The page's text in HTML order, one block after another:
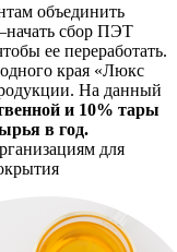
объединить
сбор ПЭТ
ее переработать.
края «Люкс
На данный
и 10% тары
в год.
для